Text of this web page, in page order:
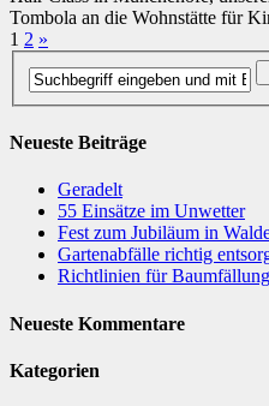
Tombola an die Wohnstätte für
1 2 »
Neueste Beiträge
Geradelt
​55 Einsätze im Unwetter
Fest zum Jubiläum in
Gartenabfälle richtig
Richtlinien für
Neueste Kommentare
Kategorien